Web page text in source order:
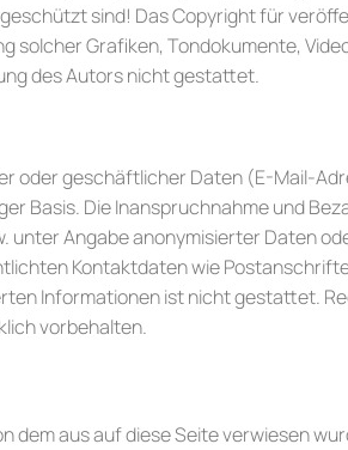
sind! Das Copyright für
solcher Grafiken, Tondokumente,
des Autors nicht gestattet.
oder geschäftlicher Daten (E-Mail-
Basis. Die Inanspruchnahme und
Angabe anonymisierter Daten
Kontaktdaten wie
Informationen ist nicht gestattet.
vorbehalten.
aus auf diese Seite verwiesen